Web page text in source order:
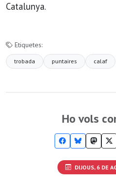
Catalunya.
Etiquetes:
trobada puntaires calaf
Ho vols
DIJOUS, 6 DE